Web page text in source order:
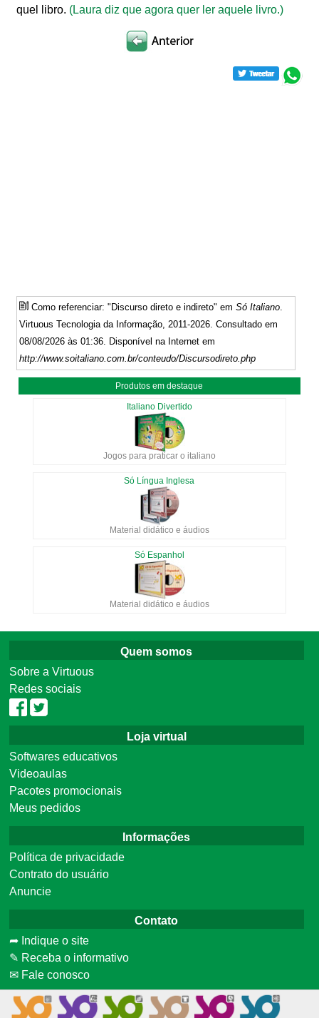
quel libro. (Laura diz que agora quer ler aquele livro.)
Como referenciar: "Discurso direto e indireto" emSó Italiano.
Virtuous Tecnologia da Informação, 2011-2026. Consultado em
08/08/2026 às 01:36. Disponível na Internet em
http://www.soitaliano.com.br/conteudo/Discursodireto.php
Produtos em destaque
Italiano Divertido
Jogos para praticar o italiano
Só Língua Inglesa
Material didático e áudios
Só Espanhol
Material didático e áudios
Quem somos
Sobre a Virtuous
Redes sociais
Loja virtual
Softwares educativos
Videoaulas
Pacotes promocionais
Meus pedidos
Informações
Política de privacidade
Contrato do usuário
Anuncie
Contato
➦ Indique o site
✎ Receba o informativo
✉ Fale conosco